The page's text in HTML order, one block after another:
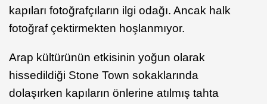
kapıları fotoğrafçıların ilgi odağı. Ancak halk
fotoğraf çektirmekten hoşlanmıyor.
Arap kültürünün etkisinin yoğun olarak
hissedildiği Stone Town sokaklarında
dolaşırken kapıların önlerine atılmış tahta